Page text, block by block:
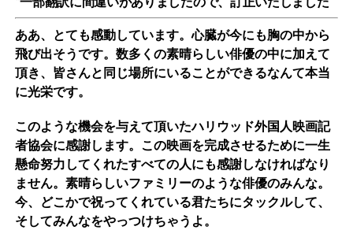
ああ、とても感動しています。心臓が今にも胸の中から
飛び出そうです。数多くの素晴らしい俳優の中に加えて
頂き、皆さんと同じ場所にいることができるなんて本当
に光栄です。
このような機会を与えて頂いたハリウッド外国人映画記
者協会に感謝します。この映画を完成させるために一生
懸命努力してくれたすべての人にも感謝しなければなり
ません。素晴らしいファミリーのような俳優のみんな。
今、どこかで祝ってくれている君たちにタックルして、
そしてみんなをやっつけちゃうよ。